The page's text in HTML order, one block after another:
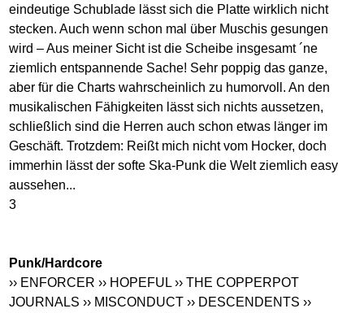
eindeutige Schublade lässt sich die Platte wirklich nicht
stecken. Auch wenn schon mal über Muschis gesungen
wird – Aus meiner Sicht ist die Scheibe insgesamt ´ne
ziemlich entspannende Sache! Sehr poppig das ganze,
aber für die Charts wahrscheinlich zu humorvoll. An den
musikalischen Fähigkeiten lässt sich nichts aussetzen,
schließlich sind die Herren auch schon etwas länger im
Geschäft. Trotzdem: Reißt mich nicht vom Hocker, doch
immerhin lässt der softe Ska-Punk die Welt ziemlich easy
aussehen...
3
Punk/Hardcore
›› ENFORCER ›› HOPEFUL ›› THE COPPERPOT
JOURNALS ›› MISCONDUCT ›› DESCENDENTS ››